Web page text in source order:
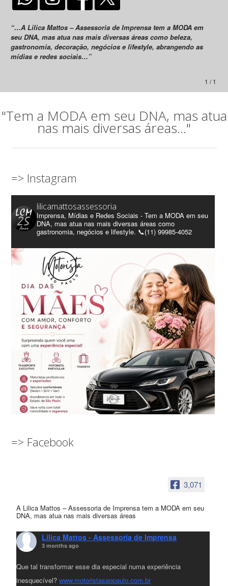
“…A Lilica Mattos – Assessoria de Imprensa tem a MODA em
seu DNA, mas atua nas mais diversas áreas como beleza,
gastronomia, decoração, negócios e lifestyle, abrangendo as
mídias e redes sociais…”
1 / 1
"Tem a MODA em seu DNA, mas atua
nas mais diversas áreas..."
=> Instagram
lilicamattosassessoria
Imprensa, Mídias e Redes Sociais - Tem a MODA em seu
DNA, mas atua nas mais diversas áreas como
gastronomia, negócios e lifestyle. 📞(11) 99985-4052
=> Facebook
3,071
A Lilica Mattos – Assessoria de Imprensa tem a MODA em seu
DNA, mas atua nas mais diversas áreas
Lilica Mattos - Assessoria de Imprensa
3 months ago
Que tal transformar esse dia especial numa experiência
inesquecível?www.motoristasaopaulo.com.br